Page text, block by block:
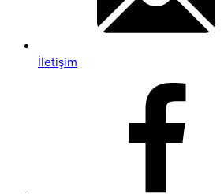
İletişim